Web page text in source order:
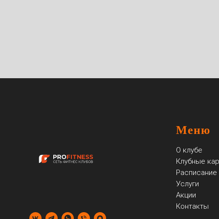
Меню
О клубе
Клубные
Расписание
Услуги
Акции
Контакты